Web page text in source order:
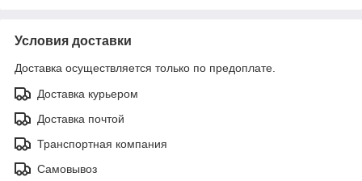
Условия доставки
Доставка осуществляется только по предоплате.
Доставка курьером
Доставка почтой
Транспортная компания
Самовывоз